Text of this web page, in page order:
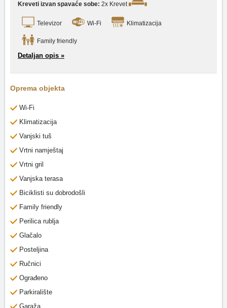
Kreveti izvan spavaće sobe: 2x Krevet
Televizor Wi-Fi Klimatizacija
Family friendly
Detaljan opis »
Oprema objekta
Wi-Fi
Klimatizacija
Vanjski tuš
Vrtni namještaj
Vrtni gril
Vanjska terasa
Biciklisti su dobrodošli
Family friendly
Perilica rublja
Glačalo
Posteljina
Ručnici
Ograđeno
Parkiralište
Garaža